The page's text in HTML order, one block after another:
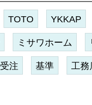
TOTO YKKAP
ミサワホーム
受注 基準 工務